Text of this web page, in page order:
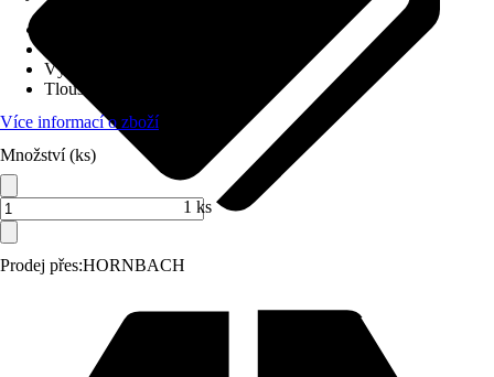
Prodej přes:HORNBACH
Výška
Tloušťka skla
Více informací o zboží
Množství (ks)
1 ks